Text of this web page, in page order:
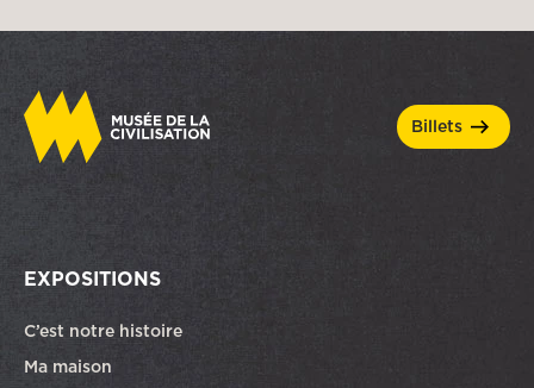
billets
EXPOSITIONS
C’est notre histoire
Ma maison